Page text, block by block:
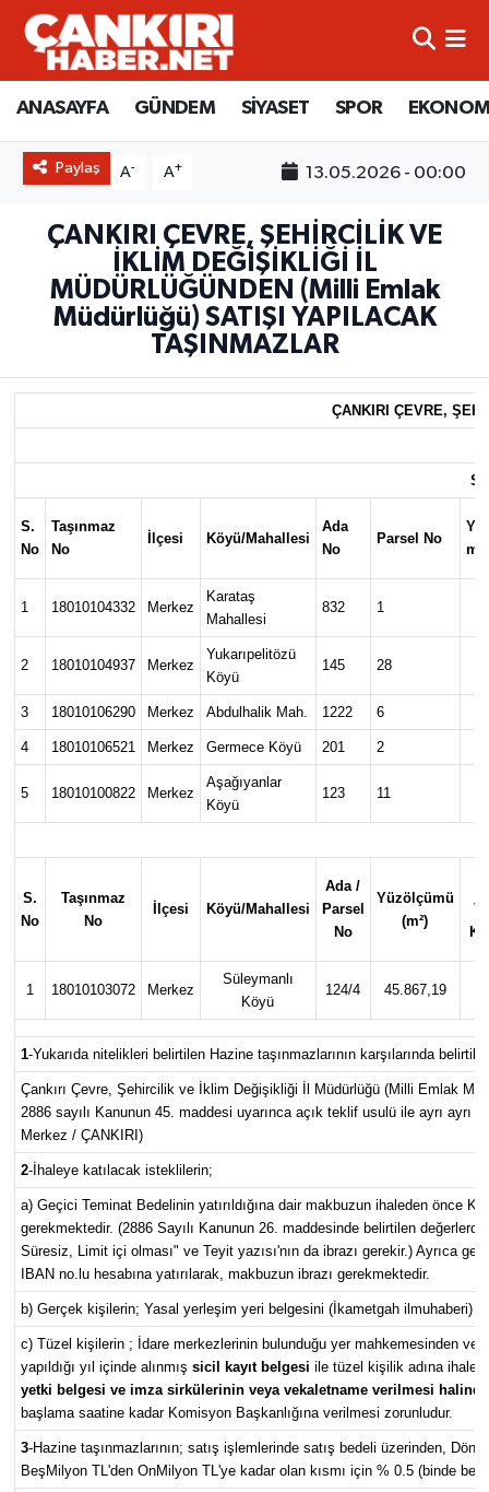
ANASAYFA GÜNDEM SİYASET SPOR
Paylaş A- A+ 13.05.2026 - 00:00
ÇANKIRI ÇEVRE, ŞEHİRCİLİK VE
İKLİM DEĞİŞİKLİĞİ İL
MÜDÜRLÜĞÜNDEN (Milli Emlak
Müdürlüğü) SATIŞI YAPILACAK
TAŞINMAZLAR
ÇANKIRI ÇEVRE,
S.
No
Taşınmaz
No
İlçesi Köyü/Mahallesi
Ada
No
Parsel No
m²
1 18010104332 Merkez
Karataş
Mahallesi
832 1
2 18010104937 Merkez
Yukarıpelitözü
Köyü
145 28
3 18010106290 Merkez Abdulhalik Mah. 1222 6
4 18010106521 Merkez Germece Köyü 201 2
5 18010100822 Merkez
Aşağıyanlar
Köyü
123 11
S.
No
Taşınmaz
No
İlçesi Köyü/Mahallesi
Ada /
Parsel
No
Yüzölçümü
(m²)
1 18010103072 Merkez
Süleymanlı
Köyü
124/4 45.867,19
1-Yukarıda nitelikleri belirtilen Hazine taşınmazlarının karşılarında
Çankırı Çevre, Şehircilik ve İklim Değişikliği İl Müdürlüğü (Milli Emlak
2886 sayılı Kanunun 45. maddesi uyarınca açık teklif usulü ile ayrı
Merkez / ÇANKIRI)
2-İhaleye katılacak isteklilerin;
a) Geçici Teminat Bedelinin yatırıldığına dair makbuzun ihaleden önce
gerekmektedir. (2886 Sayılı Kanunun 26. maddesinde belirtilen
Süresiz, Limit içi olması" ve Teyit yazısı'nın da ibrazı gerekir.) Ayrıca
IBAN no.lu hesabına yatırılarak, makbuzun ibrazı gerekmektedir.
b) Gerçek kişilerin; Yasal yerleşim yeri belgesini (İkametgah ilmuhaberi)
c) Tüzel kişilerin ; İdare merkezlerinin bulunduğu yer mahkemesinden
yapıldığı yıl içinde alınmış sicil kayıt belgesi ile tüzel kişilik adına
yetki belgesi ve imza sirkülerinin veya vekaletname verilmesi halinde
başlama saatine kadar Komisyon Başkanlığına verilmesi zorunludur.
3-Hazine taşınmazlarının; satış işlemlerinde satış bedeli üzerinden,
BeşMilyon TL'den OnMilyon TL'ye kadar olan kısmı için % 0.5 (binde
ANASAYFA
GÜNDEM
SPOR
EKONOMİ
Künye
İletişim
BİYOGRAFİLER
EKONOMİ
KÜLTÜR SANAT
MAGAZİN
SAĞLIK
SİYASET
SPOR
VİZYONDAKİLER
YAŞAM
Merkez Hava Durumu
Merkez Trafik Yoğunluk Haritası
Tüm Manşetler
Son Dakika Haberleri